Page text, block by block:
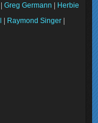
Greg Germann
Herbie
Raymond Singer